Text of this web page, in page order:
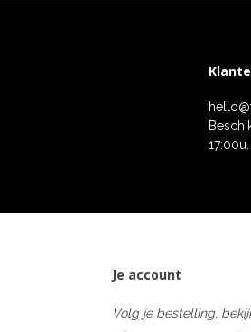
17:00u.
Je account
Volg je bestelling,